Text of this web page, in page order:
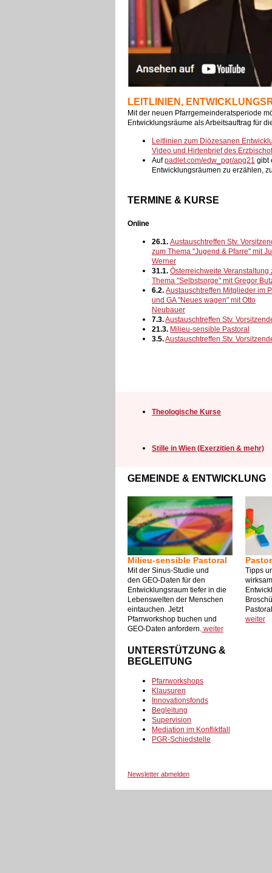
LEITLINIEN,
Mit der neuen Pfarrgemeinderatsperiode
Entwicklungsräume als Arbeitsauftrag für
Leitlinien zum Diözesanen
Video und Hirtenbrief des
Aufpadlet.com/edw_pgr/apg21 gibt
Entwicklungsräumen zu erzählen,
TERMINE & KURSE
Online
26.1. Austauschtreffen Stv.
zum Thema "Jugend & Pfarre" mit
Werner
31.1. Österreichweite Veranstaltung
Thema "Selbstsorge" mit Gregor
6.2. Austauschtreffen Mitglieder im
und GA "Neues wagen" mit Otto
Neubauer
7.3.Austauschtreffen Stv.
21.3. Milieu-sensible Pastoral
3.5.Austauschtreffen Stv.
Theologische Kurse
Stille in Wien (Exerzitien & mehr)
GEMEINDE & ENTWICKLUNG
Milieu-sensible Pastoral
Mit der Sinus-Studie und
den GEO-Daten für den
Entwicklungsraum tiefer in die
Lebenswelten der Menschen
eintauchen. Jetzt
Pfarrworkshop buchen und
GEO-Daten anfordern. weiter
Tipps
weiter
UNTERSTÜTZUNG &
BEGLEITUNG
Pfarrworkshops
Klausuren
Innovationsfonds
Begleitung
Supervision
Mediation im Konfliktfall
PGR-Schiedstelle
Newsletter abmelden